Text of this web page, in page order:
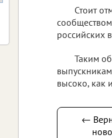
Стоит
российских
Таким
высоко, как
←